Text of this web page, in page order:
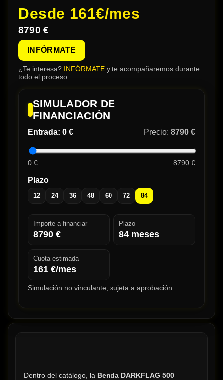
Desde 161€/mes
8790 €
INFÓRMATE
¿Te interesa? INFÓRMATE y te acompañaremos durante
todo el proceso.
SIMULADOR DE
FINANCIACIÓN
Entrada: 0 € Precio: 8790 €
0 € 8790 €
Plazo
12 24 36 48 60 72 84
Importe a financiar
8790 €
Plazo
84 meses
Cuota estimada
161 €/mes
Simulación no vinculante; sujeta a aprobación.
Dentro del catálogo, la Benda DARKFLAG 500